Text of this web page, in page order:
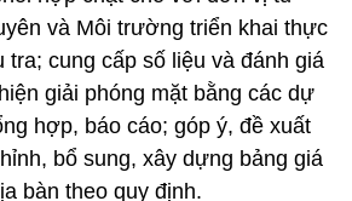
và Môi trường triển khai thực
tra; cung cấp số liệu và đánh giá
giải phóng mặt bằng các dự
hợp, báo cáo; góp ý, đề xuất
bổ sung, xây dựng bảng giá
bàn theo quy định.